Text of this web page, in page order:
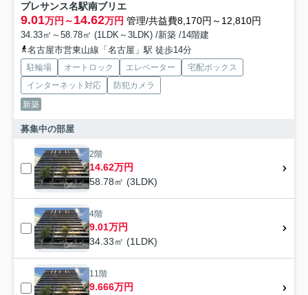
プレサンス名駅南ブリエ
9.01万円～14.62万円 管理/共益費8,170円～12,810円
34.33㎡～58.78㎡ (1LDK～3LDK) /新築 /14階建
名古屋市営東山線「名古屋」駅 徒歩14分
駐輪場 オートロック エレベーター
宅配ボックス
インターネット対応
防犯カメラ
新築
募集中の部屋
2階
14.62万円
58.78㎡ (3LDK)
4階
9.01万円
34.33㎡ (1LDK)
11階
9.666万円